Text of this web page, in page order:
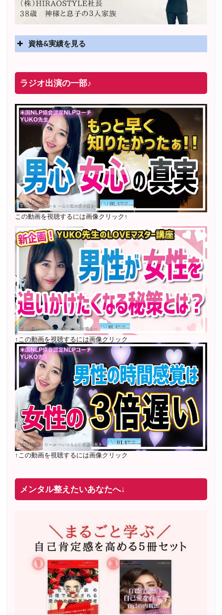
資格&実績を見る
2025年4月〜 altruismコミュニティ×講座オンラインサ
2025年5月〜 FMラジオ79.9「LOVEマスター講座」準
レギュラー出演中！
2023年12月〜 FM81.4ラジオFMハイホー「LOVEマス
ター講座」準レギュラー出演中！
〜2025年5月 個別セッション相談実績 1500名越え
2022年6月〜24年7月 自己肯定感を高めるメールレッス
ン1000名以上参加
〜2024年7月 恋愛テキスト動画セット販売実績
2022年7月〜12月 グループセッション開始 限定10名
様 随時満席
2022年4月 米国NLP協会認定NLPコーチ及び日本NLP能
力開発協会認定NLPコーチ資格取得
2022年2月〜6月 男性心理グループレッスン 20名様
ラジオ出演の一部♪
この動画を視聴するには画像クリック↑
↑この動画を視聴するには画像クリック
↑この動画を視聴するには画像クリック
メンタル整えたいあなたへ↓